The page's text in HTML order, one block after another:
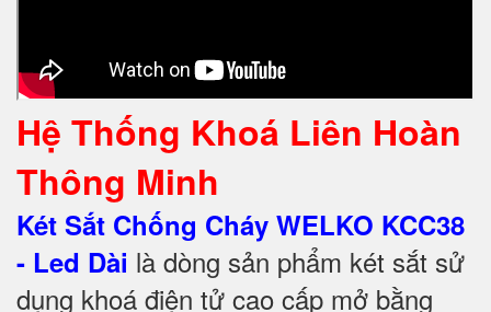
Hệ Thống Khoá Liên Hoàn
Thông Minh
Két Sắt Chống Cháy WELKO KCC38
- Led Dài là dòng sản phẩm két sắt sử
dụng khoá điện tử cao cấp mở bằng